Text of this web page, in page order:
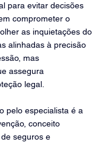
para evitar decisões
comprometer o
as inquietações do
alinhadas à precisão
mas
assegura
legal.
pelo especialista é a
conceito
seguros e